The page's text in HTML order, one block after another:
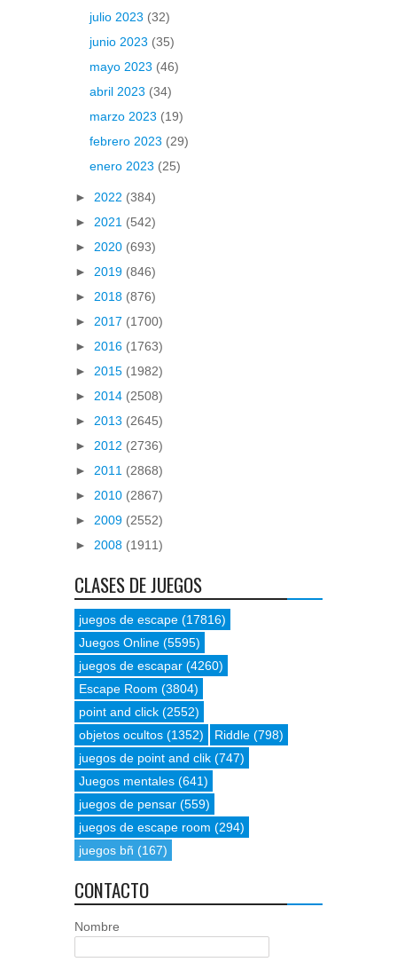
julio 2023 (32)
junio 2023 (35)
mayo 2023 (46)
abril 2023 (34)
marzo 2023 (19)
febrero 2023 (29)
enero 2023 (25)
► 2022 (384)
► 2021 (542)
► 2020 (693)
► 2019 (846)
► 2018 (876)
► 2017 (1700)
► 2016 (1763)
► 2015 (1982)
► 2014 (2508)
► 2013 (2645)
► 2012 (2736)
► 2011 (2868)
► 2010 (2867)
► 2009 (2552)
► 2008 (1911)
CLASES DE JUEGOS
juegos de escape (17816)
Juegos Online (5595)
juegos de escapar (4260)
Escape Room (3804)
point and click (2552)
objetos ocultos (1352) Riddle (798)
juegos de point and clik (747)
Juegos mentales (641)
juegos de pensar (559)
juegos de escape room (294)
juegos bñ (167)
CONTACTO
Nombre